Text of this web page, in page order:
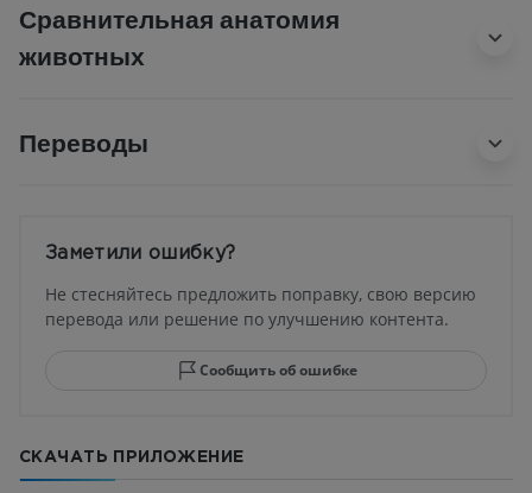
Сравнительная анатомия
животных
Переводы
Заметили ошибку?
Не стесняйтесь предложить поправку, свою версию
перевода или решение по улучшению контента.
Сообщить об ошибке
СКАЧАТЬ ПРИЛОЖЕНИЕ